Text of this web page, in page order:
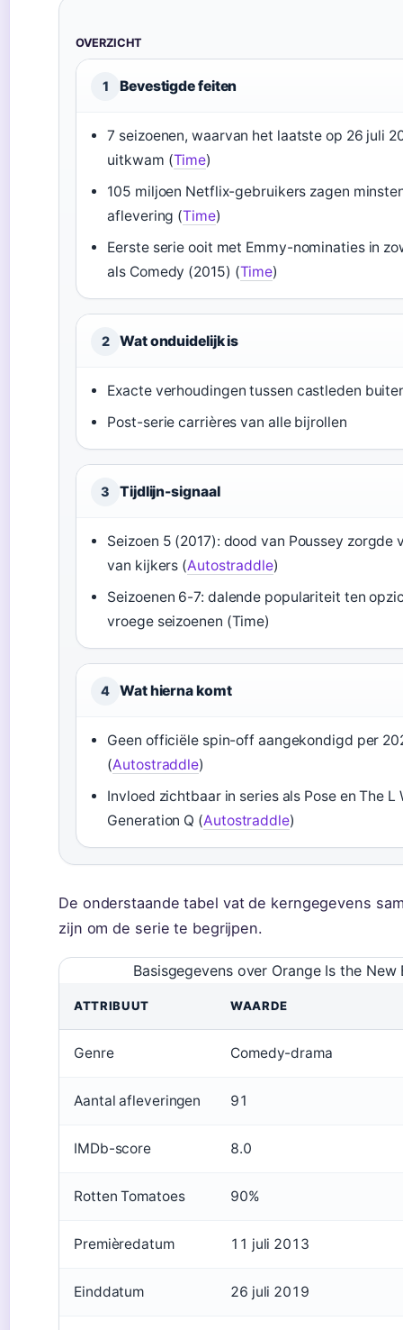
OVERZICHT
1 Bevestigde feiten
7 seizoenen, waarvan het laatste op 26 juli
uitkwam (Time)
105 miljoen Netflix-gebruikers zagen
aflevering (Time)
Eerste serie ooit met Emmy-nominaties in
als Comedy (2015) (Time)
2 Wat onduidelijk is
Exacte verhoudingen tussen castleden
Post-serie carrières van alle bijrollen
3 Tijdlijn-signaal
Seizoen 5 (2017): dood van Poussey zorgde
van kijkers (Autostraddle)
Seizoenen 6-7: dalende populariteit ten
vroege seizoenen (Time)
4 Wat hierna komt
Geen officiële spin-off aangekondigd per
(Autostraddle)
Invloed zichtbaar in series als Pose en The L
Generation Q (Autostraddle)
De onderstaande tabel vat de kerngegevens
zijn om de serie te begrijpen.
Basisgegevens over Orange Is the New
ATTRIBUUT WAARDE
Genre Comedy-drama
Aantal afleveringen 91
IMDb-score 8.0
Rotten Tomatoes 90%
Premièredatum 11 juli 2013
Einddatum 26 juli 2019